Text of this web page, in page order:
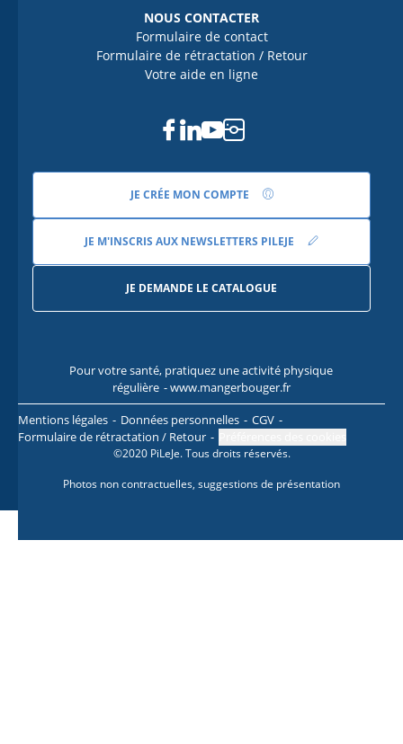
NOUS CONTACTER
Formulaire de contact
Formulaire de rétractation / Retour
Votre aide en ligne
Facebook
Linkedin
Youtube
Instagram
JE CRÉE MON COMPTE
JE M'INSCRIS AUX NEWSLETTERS PILEJE
JE DEMANDE LE CATALOGUE
Pour votre santé, pratiquez une activité physique
régulière - www.mangerbouger.fr
Mentions légales
Données personnelles
CGV
Formulaire de rétractation / Retour
©2020 PiLeJe. Tous droits réservés.
Photos non contractuelles, suggestions de présentation